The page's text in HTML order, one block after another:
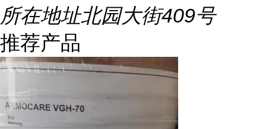
所在地址北园大街409号
推荐产品